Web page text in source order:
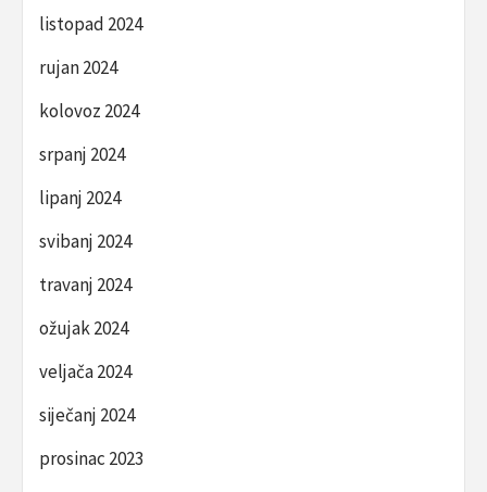
listopad 2024
rujan 2024
kolovoz 2024
srpanj 2024
lipanj 2024
svibanj 2024
travanj 2024
ožujak 2024
veljača 2024
siječanj 2024
prosinac 2023